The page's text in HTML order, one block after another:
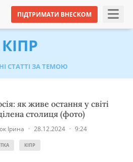
ПІДТРИМАТИ ВНЕСКОМ
КІПР
СТАТТІ ЗА ТЕМОЮ
як живе остання у світі
столиця (фото)
Ірина · 28.12.2024 · 9:24
КІПР